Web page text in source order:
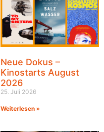
Neue Dokus –
Kinostarts August
2026
25. Juli 2026
Weiterlesen »